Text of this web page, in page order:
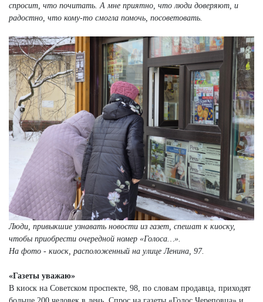
спросит, что почитать. А мне приятно, что люди доверяют, и
радостно, что кому-то смогла помочь, посоветовать.
Люди, привыкшие узнавать новости из газет, спешат к киоску,
чтобы приобрести очередной номер «Голоса…».
На фото - киоск, расположенный на улице Ленина, 97.
«Газеты уважаю»
В киоск на Советском проспекте, 98, по словам продавца, приходят